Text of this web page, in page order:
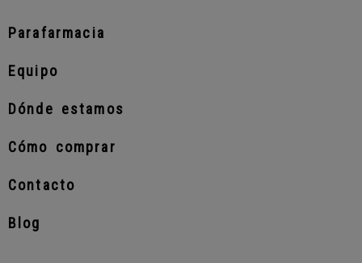
Parafarmacia
Equipo
Dónde estamos
Cómo comprar
Contacto
Blog